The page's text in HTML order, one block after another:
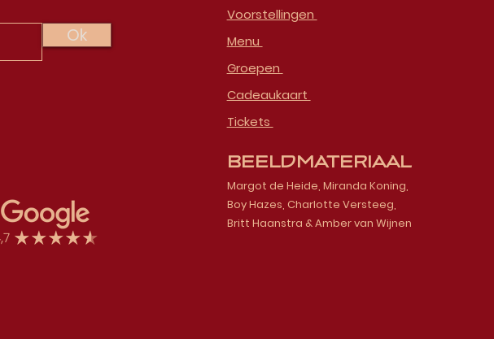
Ok
Voorstellingen
Menu
Groepen
Cadeaukaart
Tickets
Beeldmateriaal
Margot de Heide, Miranda Koning,
Boy Hazes, Charlotte Versteeg,
Britt Haanstra & Amber van Wijnen